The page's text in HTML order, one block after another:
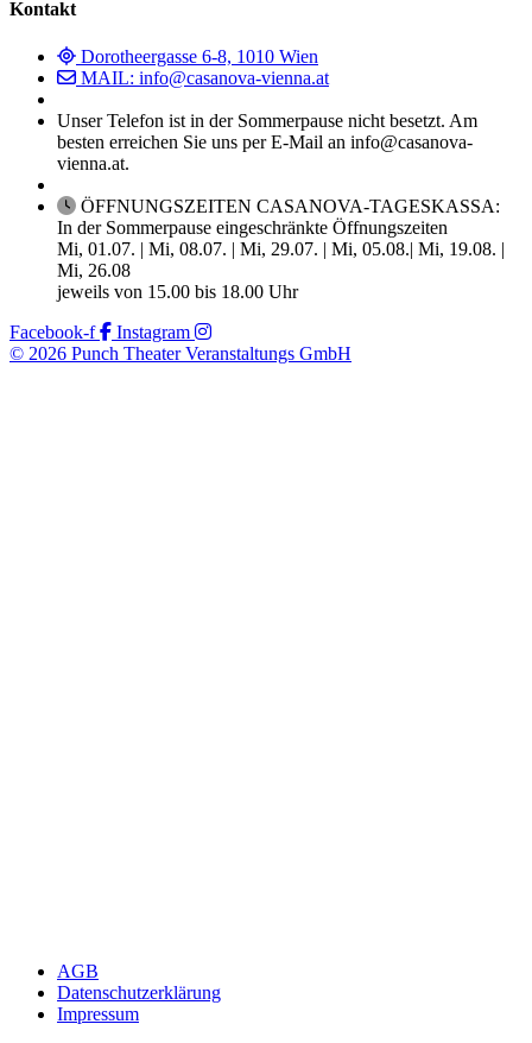
Kontakt
Dorotheergasse 6-8, 1010 Wien
MAIL: info@casanova-vienna.at
Unser Telefon ist in der Sommerpause nicht besetzt. Am
besten erreichen Sie uns per E-Mail an info@casanova-
vienna.at.
ÖFFNUNGSZEITEN CASANOVA-TAGESKASSA:
In der Sommerpause eingeschränkte Öffnungszeiten
Mi, 01.07. | Mi, 08.07. | Mi, 29.07. | Mi, 05.08.| Mi, 19.08. |
Mi, 26.08
jeweils von 15.00 bis 18.00 Uhr
Facebook-f
Instagram
© 2026 Punch Theater Veranstaltungs GmbH
AGB
Datenschutzerklärung
Impressum